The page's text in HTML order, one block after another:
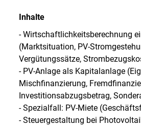
Inhalte
- Wirtschaftlichkeitsberechnung
(Marktsituation, PV-
Vergütungssätze,
- PV-Anlage als Kapitalanlage
Mischfinanzierung,
Investitionsabzugsbetrag,
- Spezialfall: PV-Miete
- Steuergestaltung bei